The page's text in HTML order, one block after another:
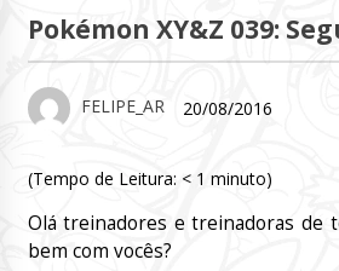
Pokémon XY&Z 039:
FELIPE_AR 20/08/2016
(Tempo de Leitura: < 1 minuto)
Olá treinadores e treinadoras de
bem com vocês?